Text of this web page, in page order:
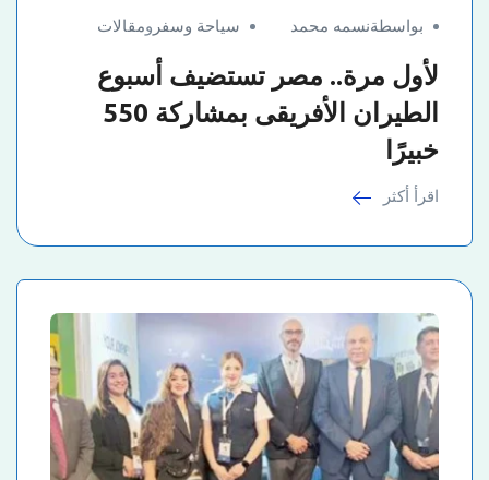
بواسطةنسمه محمد سياحة وسفر ومقالات
لأول مرة.. مصر تستضيف أسبوع
الطيران الأفريقى بمشاركة 550
خبيرًا
اقرأ أكثر